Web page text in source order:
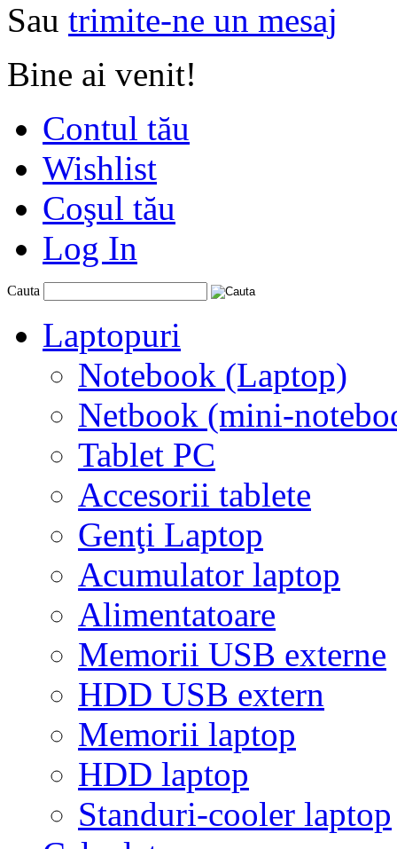
Sau trimite-ne un mesaj
Bine ai venit!
Contul tău
Wishlist
Coşul tău
Log In
Cauta
Laptopuri
Notebook (Laptop)
Netbook (mini-
Tablet PC
Accesorii tablete
Genţi Laptop
Acumulator laptop
Alimentatoare
Memorii USB externe
HDD USB extern
Memorii laptop
HDD laptop
Standuri-cooler laptop